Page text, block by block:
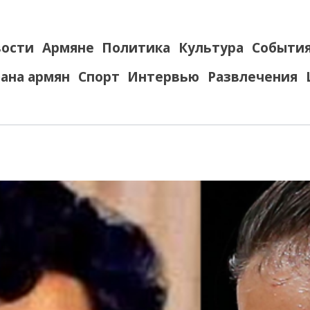
Армяне Политика Культура
армян Спорт Интервью Развлечения